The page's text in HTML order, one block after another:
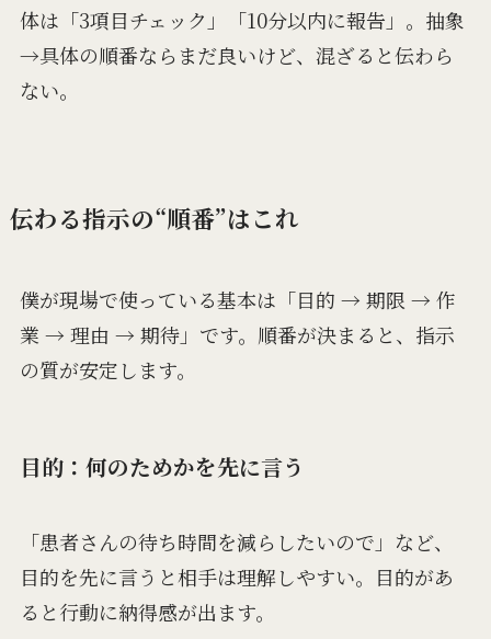
体は「3項目チェック」「10分以内に報告」。抽象
→具体の順番ならまだ良いけど、混ざると伝わら
ない。
伝わる指示の“順番”はこれ
僕が現場で使っている基本は「目的 → 期限 → 作
業 → 理由 → 期待」です。順番が決まると、指示
の質が安定します。
目的：何のためかを先に言う
「患者さんの待ち時間を減らしたいので」など、
目的を先に言うと相手は理解しやすい。目的があ
ると行動に納得感が出ます。